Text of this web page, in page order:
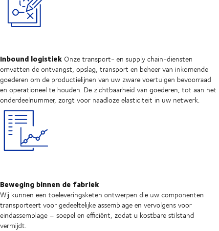
Inbound logistiekOnze transport- en supply chain-diensten
omvatten de ontvangst, opslag, transport en beheer van inkomende
goederen om de productielijnen van uw zware voertuigen bevoorraad
en operationeel te houden. De zichtbaarheid van goederen, tot aan het
onderdeelnummer, zorgt voor naadloze elasticiteit in uw netwerk.
Beweging binnen de fabriek
Wij kunnen een toeleveringsketen ontwerpen die uw componenten
transporteert voor gedeeltelijke assemblage en vervolgens voor
eindassemblage – soepel en efficiënt, zodat u kostbare stilstand
vermijdt.